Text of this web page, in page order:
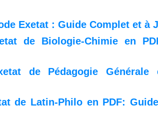
Exetat : Guide Complet et à
de Biologie-Chimie en
de Pédagogie Générale
de Latin-Philo en PDF: